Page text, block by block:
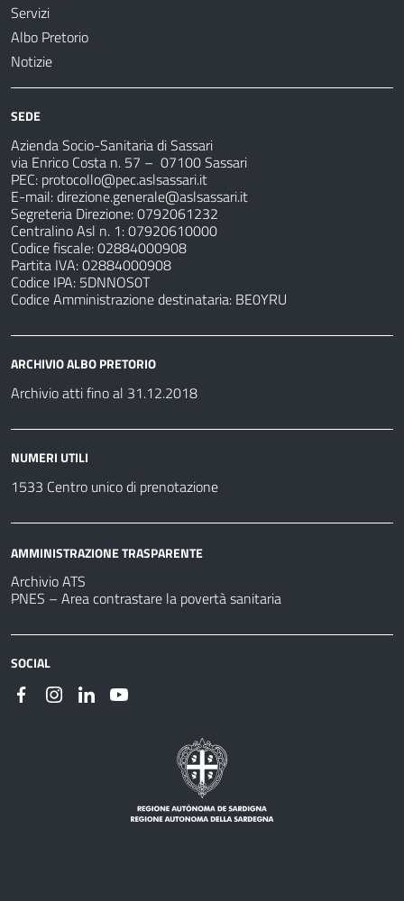
Servizi
Albo Pretorio
Notizie
SEDE
Azienda Socio-Sanitaria di Sassari
via Enrico Costa n. 57 – 07100 Sassari
PEC: protocollo@pec.aslsassari.it
E-mail:direzione.generale@aslsassari.it
Segreteria Direzione: 0792061232
Centralino Asl n. 1: 07920610000
Codice fiscale: 02884000908
Partita IVA: 02884000908
Codice IPA: 5DNNOS0T
Codice Amministrazione destinataria: BE0YRU
ARCHIVIO ALBO PRETORIO
Archivio atti fino al 31.12.2018
NUMERI UTILI
1533 Centro unico di prenotazione
AMMINISTRAZIONE TRASPARENTE
Archivio ATS
PNES – Area contrastare la povertà sanitaria
SOCIAL